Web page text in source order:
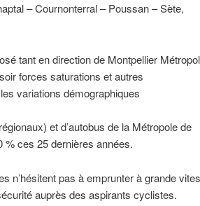
– Cournonterral – Poussan – Sète,
tant en direction de Montpellier
forces saturations et autres
variations démographiques
et d’autobus de la Métropole de
% ces 25 dernières années.
n’hésitent pas à emprunter à grande
auprès des aspirants cyclistes.